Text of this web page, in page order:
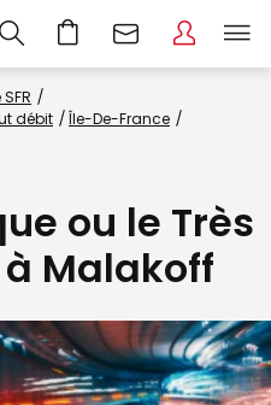
débit
Île-De-France
ou le Très
Malakoff